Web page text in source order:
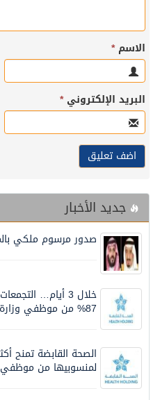
الاسم*
البريد الإلكتروني*
جديد الأخبار
صدور مرسوم ملكي
خلال 3 أيام…
87% من موظفي وزارة الصحة لعروض الانتقال
الصحة القابضة تمنح
لمنسوبيها من موظفي